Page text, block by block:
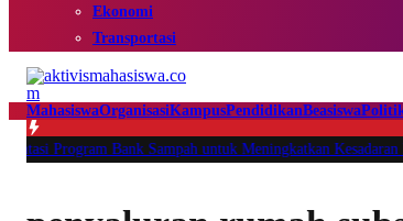
Ekonomi
Transportasi
MahasiswaOrganisasiKampusPendidikanBeasiswa
Bank Sampah untuk Meningkatkan Kesadaran